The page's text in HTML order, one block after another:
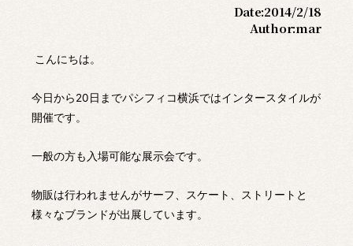
Date:2014/2/18
Author:mar
こんにちは。
今日から20日までパシフィコ横浜ではインタースタイルが
開催です。
一般の方も入場可能な展示会です。
物販は行われませんがサーフ、スケート、ストリートと
様々なブランドが出展しています。